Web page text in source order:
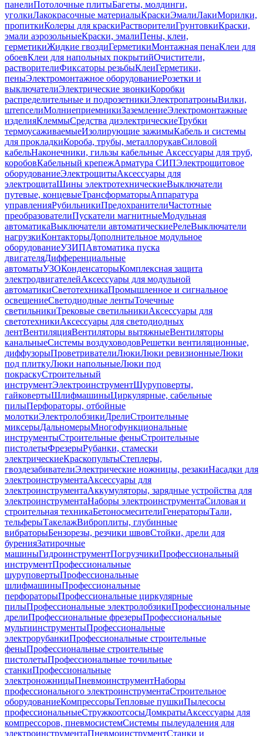
панелиПотолочные плитыБагеты, молдинги,
уголкиЛакокрасочные материалыКраскиЭмалиЛакиМорилки,
пропиткиКолеры для краскиРастворителиГрунтовкиКраски,
эмали аэрозольныеКраски, эмалиПены, клеи,
герметикиЖидкие гвоздиГерметикиМонтажная пенаКлеи для
обоевКлеи для напольных покрытийОчистители,
растворителиФиксаторы резьбыКлеиГерметики,
пеныЭлектромонтажное оборудованиеРозетки и
выключателиЭлектрические звонкиКоробки
распределительные и подрозетникиЭлектропатроныВилки,
штепселиМолниеприемникиЗаземлениеЭлектромонтажные
изделияКлеммыСредства диэлектрическиеТрубки
термоусаживаемыеИзолирующие зажимыКабель и системы
для прокладкиКороба, трубы, металлорукавСиловой
кабельНаконечники, гильзы кабельные Аксессуары для труб,
коробовКабельный крепежАрматура СИПЭлектрощитовое
оборудованиеЭлектрощитыАксессуары для
электрощитаШины электротехническиеВыключатели
путевые, концевыеТрансформаторыАппаратура
управленияРубильникиПредохранителиЧастотные
преобразователиПускатели магнитныеМодульная
автоматикаВыключатели автоматическиеРелеВыключатели
нагрузкиКонтакторыДополнительное модульное
оборудованиеУЗИПАвтоматика пуска
двигателяДифференциальные
автоматыУЗОКонденсаторыКомплексная защита
электродвигателейАксессуары для модульной
автоматикиСветотехникаПромышленное и сигнальное
освещениеСветодиодные лентыТочечные
светильникиТрековые светильникиАксессуары для
светотехникиАксессуары для светодиодных
лентВентиляцияВентиляторы вытяжныеВентиляторы
канальныеСистемы воздуховодовРешетки вентиляционные,
диффузорыПроветривателиЛюкиЛюки ревизионныеЛюки
под плиткуЛюки напольныеЛюки под
покраскуСтроительный
инструментЭлектроинструментШуруповерты,
гайковертыШлифмашиныЦиркулярные, сабельные
пилыПерфораторы, отбойные
молоткиЭлектролобзикиДрелиСтроительные
миксерыДальномерыМногофункциональные
инструментыСтроительные феныСтроительные
пистолетыФрезерыРубанки, стамески
электрическиеКраскопультыСтеплеры,
гвоздезабивателиЭлектрические ножницы, резакиНасадки для
электроинструментаАксессуары для
электроинструментаАккумуляторы, зарядные устройства для
электроинструментаНаборы электроинструментаСиловая и
строительная техникаБетоносмесителиГенераторыТали,
тельферыТакелажВиброплиты, глубинные
вибраторыБензорезы, резчики швовСтойки, дрели для
буренияЗатирочные
машиныГидроинструментПогрузчикиПрофессиональный
инструментПрофессиональные
шуруповертыПрофессиональные
шлифмашиныПрофессиональные
перфораторыПрофессиональные циркулярные
пилыПрофессиональные электролобзикиПрофессиональные
дрелиПрофессиональные фрезерыПрофессиональные
мультиинструментыПрофессиональные
электрорубанкиПрофессиональные строительные
феныПрофессиональные строительные
пистолетыПрофессиональные точильные
станкиПрофессиональные
электроножницыПневмоинструментНаборы
профессионального электроинструментаСтроительное
оборудованиеКомпрессорыТепловые пушкиПылесосы
профессиональныеСтружкоотсосыДомкратыАксессуары для
компрессоров, пневмосистемСистемы пылеудаления для
электроинструментаПневмоинструментСтанки и